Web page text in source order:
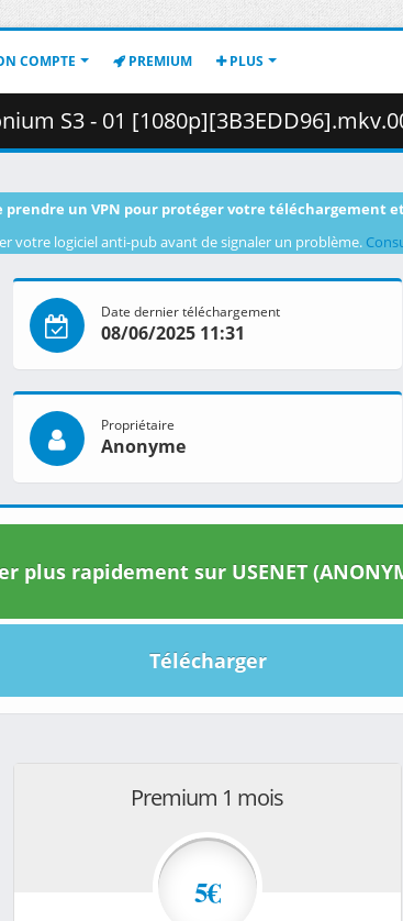
COMPTE PREMIUM PLUS
S3 - 01
prendre un VPN pour protéger votre téléchargement
votre logiciel anti-pub avant de signaler un problème.
Date dernier téléchargement
08/06/2025 11:31
Propriétaire
Anonyme
plus rapidement sur USENET
Télécharger
Premium 1 mois
5€